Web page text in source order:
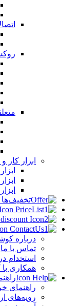
ابزار کار
تخفیف‌ها
درباره
تماس با ما
استخدام
همکاری با
راهنمای
رویه‌های